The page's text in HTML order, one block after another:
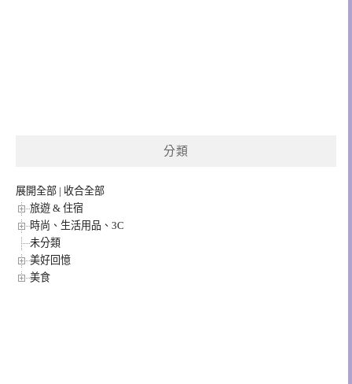
分類
展開全部 | 收合全部
旅遊 & 住宿
時尚、生活用品、3C
未分類
美好回憶
美食